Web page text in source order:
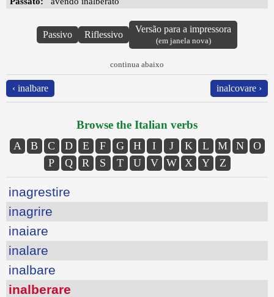
Passivo Riflessivo
Versão para a impressora
(em janela nova)
continua abaixo
‹ inalbare inalcovare ›
Browse the Italian verbs
A B C D E F G H I J K L M N
O
P
Q R S T U V W X Y Z
inagrestire
inagrire
inaiare
inalare
inalbare
inalberare